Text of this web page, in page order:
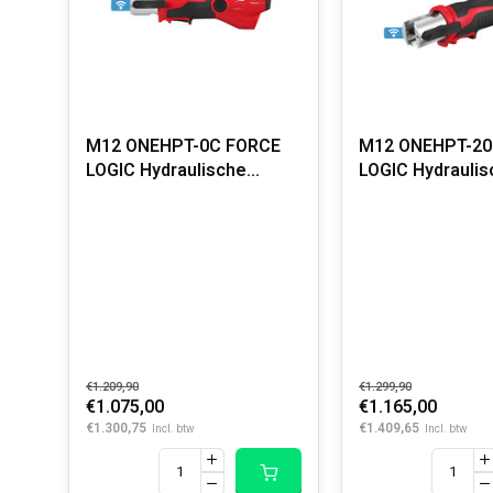
M12 ONEHPT-0C FORCE
LOGIC Hydraulische
€1.209,90
€1.075,00
€1.300,75 Incl. btw
M12 ONEHPT-
LOGIC
€1.299,90
€1.165,00
€1.409,65 Incl. btw